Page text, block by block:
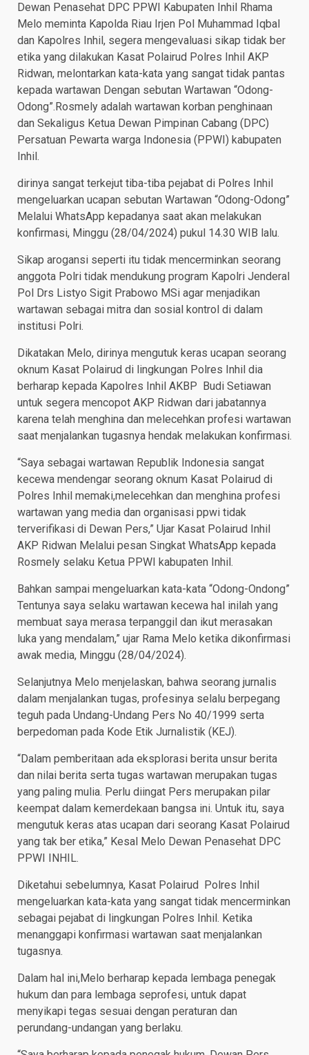
Dewan Penasehat DPC PPWI Kabupaten Inhil Rhama
Melo meminta Kapolda Riau Irjen Pol Muhammad Iqbal
dan Kapolres Inhil, segera mengevaluasi sikap tidak ber
etika yang dilakukan Kasat Polairud Polres Inhil AKP
Ridwan, melontarkan kata-kata yang sangat tidak pantas
kepada wartawan Dengan sebutan Wartawan “Odong-
Odong”.Rosmely adalah wartawan korban penghinaan
dan Sekaligus Ketua Dewan Pimpinan Cabang (DPC)
Persatuan Pewarta warga Indonesia (PPWI) kabupaten
Inhil.
dirinya sangat terkejut tiba-tiba pejabat di Polres Inhil
mengeluarkan ucapan sebutan Wartawan “Odong-Odong”
Melalui WhatsApp kepadanya saat akan melakukan
konfirmasi, Minggu (28/04/2024) pukul 14.30 WIB lalu.
Sikap arogansi seperti itu tidak mencerminkan seorang
anggota Polri tidak mendukung program Kapolri Jenderal
Pol Drs Listyo Sigit Prabowo MSi agar menjadikan
wartawan sebagai mitra dan sosial kontrol di dalam
institusi Polri.
Dikatakan Melo, dirinya mengutuk keras ucapan seorang
oknum Kasat Polairud di lingkungan Polres Inhil dia
berharap kepada Kapolres Inhil AKBP Budi Setiawan
untuk segera mencopot AKP Ridwan dari jabatannya
karena telah menghina dan melecehkan profesi wartawan
saat menjalankan tugasnya hendak melakukan konfirmasi.
“Saya sebagai wartawan Republik Indonesia sangat
kecewa mendengar seorang oknum Kasat Polairud di
Polres Inhil memaki,melecehkan dan menghina profesi
wartawan yang media dan organisasi ppwi tidak
terverifikasi di Dewan Pers,” Ujar Kasat Polairud Inhil
AKP Ridwan Melalui pesan Singkat WhatsApp kepada
Rosmely selaku Ketua PPWI kabupaten Inhil.
Bahkan sampai mengeluarkan kata-kata “Odong-Ondong”
Tentunya saya selaku wartawan kecewa hal inilah yang
membuat saya merasa terpanggil dan ikut merasakan
luka yang mendalam,” ujar Rama Melo ketika dikonfirmasi
awak media, Minggu (28/04/2024).
Selanjutnya Melo menjelaskan, bahwa seorang jurnalis
dalam menjalankan tugas, profesinya selalu berpegang
teguh pada Undang-Undang Pers No 40/1999 serta
berpedoman pada Kode Etik Jurnalistik (KEJ).
“Dalam pemberitaan ada eksplorasi berita unsur berita
dan nilai berita serta tugas wartawan merupakan tugas
yang paling mulia. Perlu diingat Pers merupakan pilar
keempat dalam kemerdekaan bangsa ini. Untuk itu, saya
mengutuk keras atas ucapan dari seorang Kasat Polairud
yang tak ber etika,” Kesal Melo Dewan Penasehat DPC
PPWI INHIL.
Diketahui sebelumnya, Kasat Polairud Polres Inhil
mengeluarkan kata-kata yang sangat tidak mencerminkan
sebagai pejabat di lingkungan Polres Inhil. Ketika
menanggapi konfirmasi wartawan saat menjalankan
tugasnya.
Dalam hal ini,Melo berharap kepada lembaga penegak
hukum dan para lembaga seprofesi, untuk dapat
menyikapi tegas sesuai dengan peraturan dan
perundang-undangan yang berlaku.